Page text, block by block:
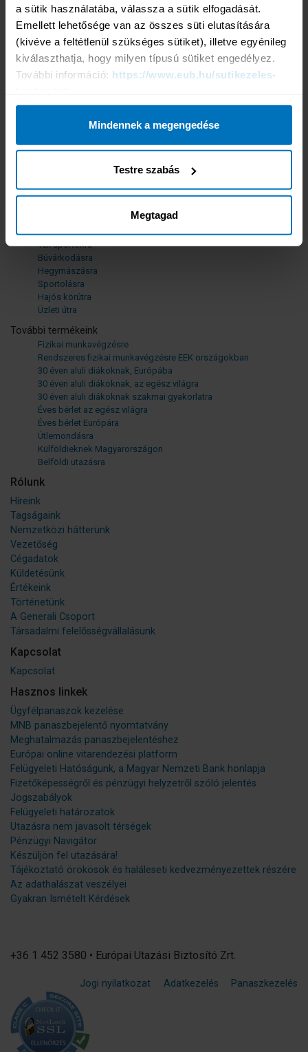
a sütik használatába, válassza a sütik elfogadását.
Emellett lehetősége van az összes süti elutasítására
(kivéve a feltétlenül szükséges sütiket), illetve egyénileg
kiválaszthatja, hogy milyen típusú sütiket engedélyez.
További információ: https://www.eub.hu/sutikezeles-
Mindennek a megengedése
Testre szabás
Megtagad
Fizikai munkavégzésre
30 éven aluli diákoknak
Éves Bérlet
Útlemondási biztosítás
Belföldi utazásra
Kárbejelentés
Kárrendezési tájékoztató
24 órás segítségnyújtás
Népszerű termékeink
Horvátországba, Szlovéniába
Városnézésre
Téli sportokra
Búvárkodásra
Hegymászásra
Sportolásra
Hajós körútra
Üzleti útra
További termékeink
Fizikai munkavégzésre
Rendszeres fizikai munkavégzésre EEK országokban
30 éven aluli diákoknak, Európába
30 éven aluli diákoknak, az egész világra
30 éven aluli diákoknak szakmai gyakorlatra
Éves bérlet az egész világra
Éves bérlet Európára
Útlemondásra
Külföldieknek Magyarországon
Belföldi utazásra
Rólunk
Híreink
Tagságaink
Nemzetközi hátterünk
Vezetőség
Cégadatok
Küldetésünk
Értékeink
Történetünk
A Generali Csoport
Társadalmi felelősségvállalásunk
Kapcsolat
Kapcsolat
Hasznos linkek
Ügyfélpanaszok kezelése
MNB panaszbejelentő nyomtatvány
Meghatalmazás panaszbejelentéshez
Európai online vitarendezési platform
Felügyeleti Hatóságunk, a Magyar Nemzeti Bank honlapja
Fizetőképességről és pénzügyi helyzetről szóló jelentés
Jogszabályok
Felügyeleti határozatok
Utazásra nem javasolt térségek
Pénzügyi Navigátor
Készüljön fel utazására!
Tájékoztató örökösök és haláleseti kedvezményezettek részére
Az adathalászat veszélyei
Gyakran Ismételt Kérdések
+36 1 452 3580 • Európai Utazási Biztosító Zrt.
Jogi nyilatkozat Adatkezelés Panaszkezelés